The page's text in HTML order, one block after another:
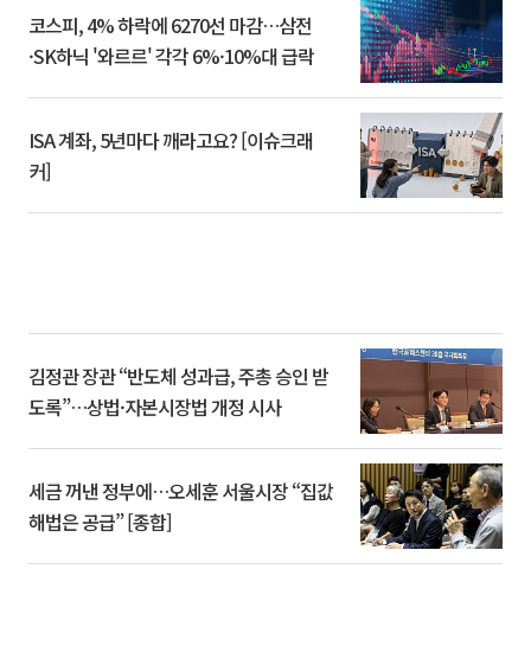
코스피, 4% 하락에 6270선 마감…삼전
·SK하닉 '와르르' 각각 6%·10%대 급락
ISA 계좌, 5년마다 깨라고요? [이슈크래
커]
김정관 장관 “반도체 성과급, 주총 승인 받
도록”…상법·자본시장법 개정 시사
세금 꺼낸 정부에…오세훈 서울시장 “집값
해법은 공급” [종합]